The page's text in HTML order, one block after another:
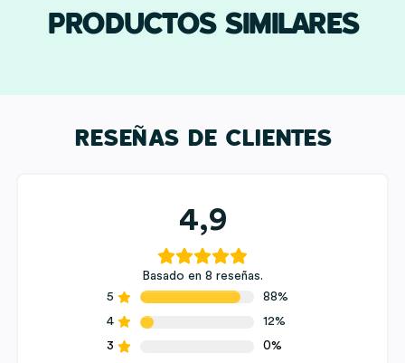
personalizada
cantidadPRODUCTOS SIMILARES
RESEÑAS DE CLIENTES
4,9
Basado en 8 reseñas.
5
88%
4
12%
3
0%